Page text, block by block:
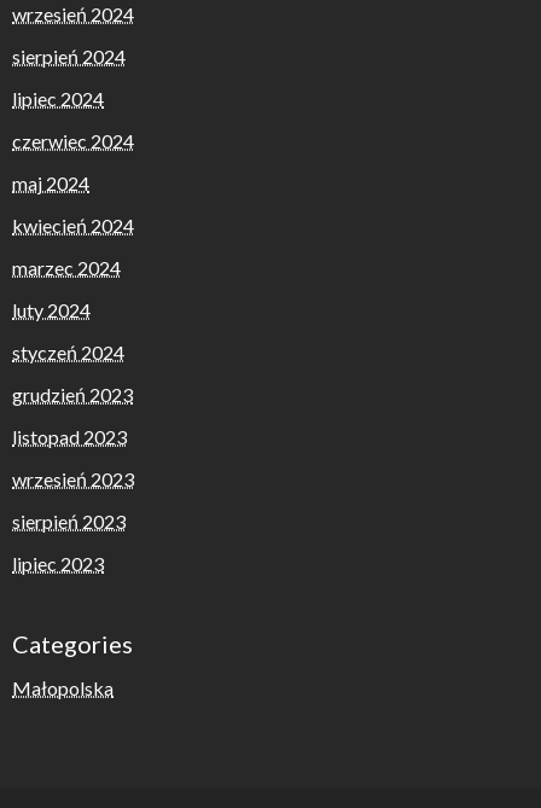
wrzesień 2024
sierpień 2024
lipiec 2024
czerwiec 2024
maj 2024
kwiecień 2024
marzec 2024
luty 2024
styczeń 2024
grudzień 2023
listopad 2023
wrzesień 2023
sierpień 2023
lipiec 2023
Categories
Małopolska